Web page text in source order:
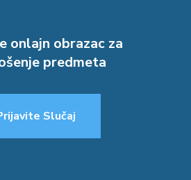
onlajn obrazac za
predmeta
Slučaj